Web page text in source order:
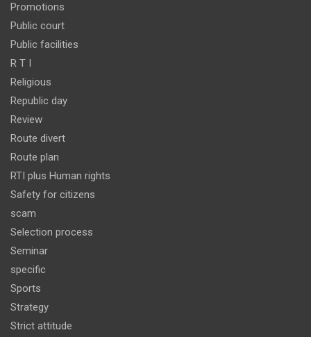
Promotions
Public court
Public facilities
R T I
Religious
Republic day
Review
Route divert
Route plan
RTI plus Human rights
Safety for citizens
scam
Selection process
Seminar
specific
Sports
Strategy
Strict attitude